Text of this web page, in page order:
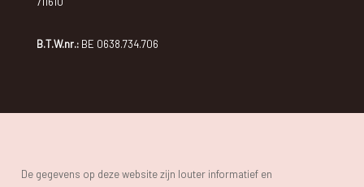
B.T.W.nr.:BE 0638.734.706
De gegevens op deze website zijn louter informatief en